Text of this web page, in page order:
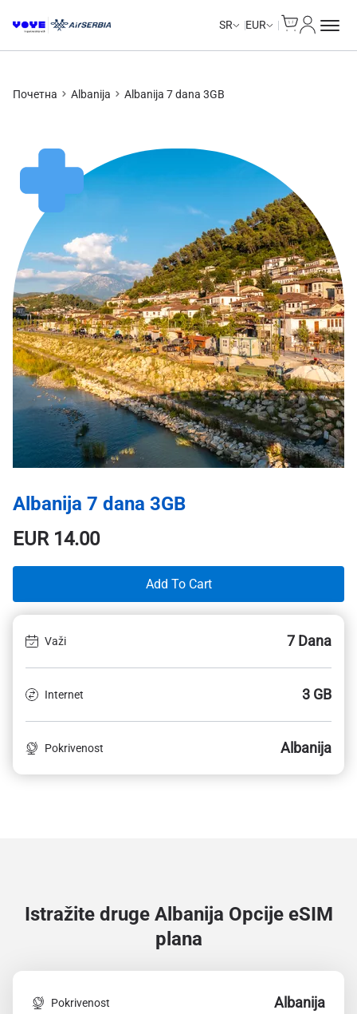
SR EUR
Почетна Albanija Albanija 7 dana 3GB
Albanija 7 dana 3GB
EUR14.00
Add To Cart
Važi 7 Dana
Internet 3 GB
Pokrivenost Albanija
Istražite druge Albanija Opcije eSIM
plana
Pokrivenost Albanija